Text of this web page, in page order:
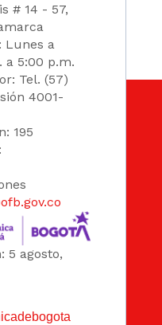
# 14 - 57,
Lunes a
a 5:00 p.m.
Tel. (57)
4001-
195
5 agosto,